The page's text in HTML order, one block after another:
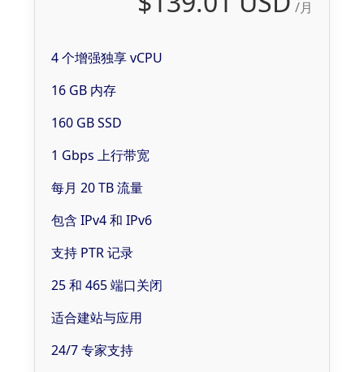
/月
4 个增强独享 vCPU
16 GB 内存
160 GB SSD
1 Gbps 上行带宽
每月 20 TB 流量
包含 IPv4 和 IPv6
支持 PTR 记录
25 和 465 端口关闭
适合建站与应用
24/7 专家支持